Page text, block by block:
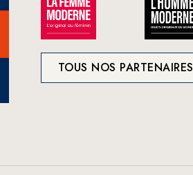
TOUS NOS PARTENAIRES